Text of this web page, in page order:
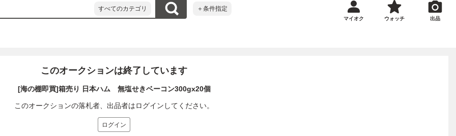
すべてのカテゴリ ＋条件指定
マイオク ウォッチ 出品
このオークションは終了しています
[海の棚即買]箱売り 日本ハム 無塩せきベーコン300gx20個
このオークションの落札者、出品者はログインしてください。
ログイン